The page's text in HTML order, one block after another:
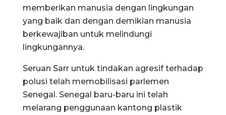
memberikan manusia dengan lingkungan
yang baik dan dengan demikian manusia
berkewajiban untuk melindungi
lingkungannya.
Seruan Sarr untuk tindakan agresif terhadap
polusi telah memobilisasi parlemen
Senegal. Senegal baru-baru ini telah
melarang penggunaan kantong plastik